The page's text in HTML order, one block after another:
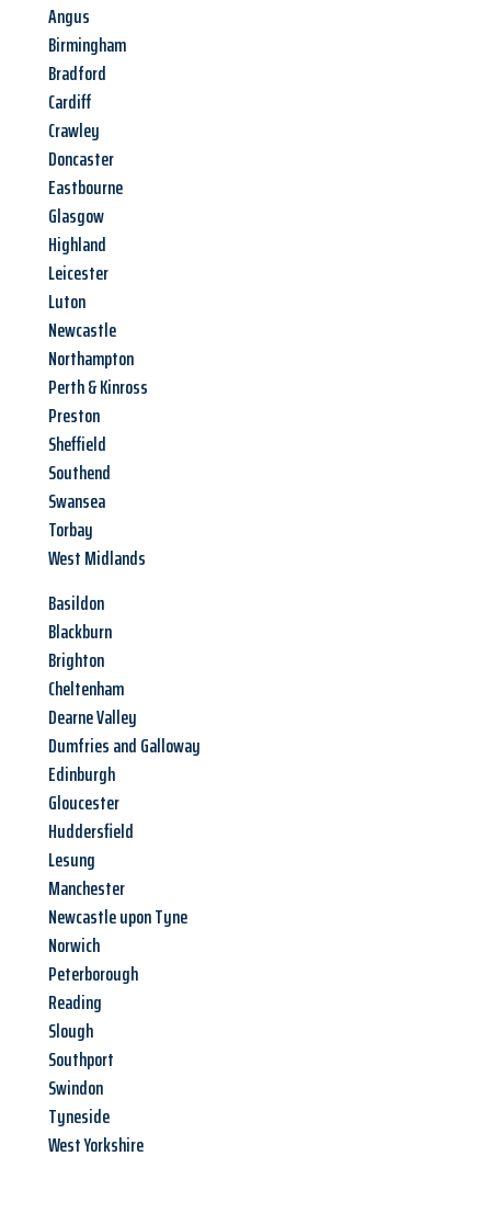
Angus
Birmingham
Bradford
Cardiff
Crawley
Doncaster
Eastbourne
Glasgow
Highland
Leicester
Luton
Newcastle
Northampton
Perth & Kinross
Preston
Sheffield
Southend
Swansea
Torbay
West Midlands
Basildon
Blackburn
Brighton
Cheltenham
Dearne Valley
Dumfries and Galloway
Edinburgh
Gloucester
Huddersfield
Lesung
Manchester
Newcastle upon Tyne
Norwich
Peterborough
Reading
Slough
Southport
Swindon
Tyneside
West Yorkshire